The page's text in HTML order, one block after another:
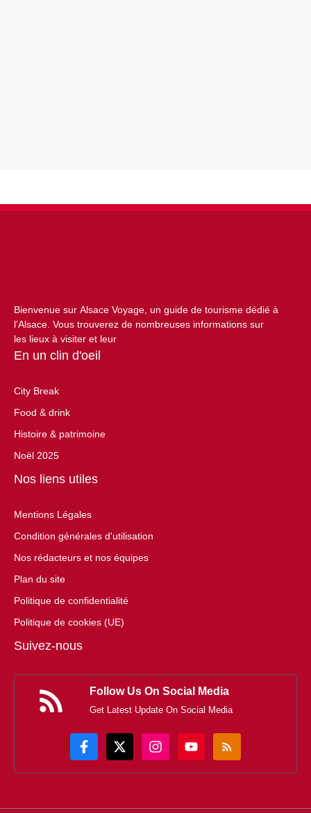
Bienvenue sur Alsace Voyage, un guide de tourisme dédié à
l’Alsace. Vous trouverez de nombreuses informations sur
les lieux à visiter et leur
En un clin d'oeil
City Break
Food & drink
Histoire & patrimoine
Noël 2025
Nos liens utiles
Mentions Légales
Condition générales d'utilisation
Nos rédacteurs et nos équipes
Plan du site
Politique de confidentialité
Politique de cookies (UE)
Suivez-nous
Follow Us On Social Media
Get Latest Update On Social Media